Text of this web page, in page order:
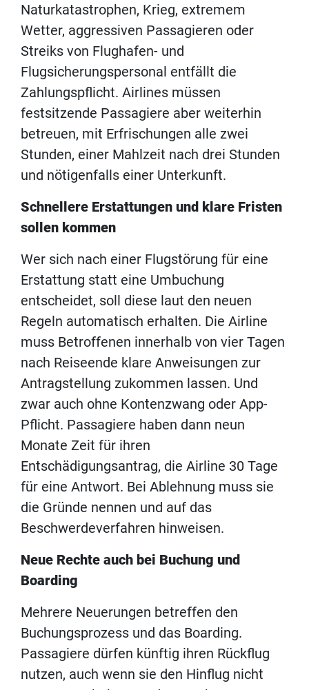
Naturkatastrophen, Krieg, extremem
Wetter, aggressiven Passagieren oder
Streiks von Flughafen- und
Flugsicherungspersonal entfällt die
Zahlungspflicht. Airlines müssen
festsitzende Passagiere aber weiterhin
betreuen, mit Erfrischungen alle zwei
Stunden, einer Mahlzeit nach drei Stunden
und nötigenfalls einer Unterkunft.
Schnellere Erstattungen und klare Fristen
sollen kommen
Wer sich nach einer Flugstörung für eine
Erstattung statt eine Umbuchung
entscheidet, soll diese laut den neuen
Regeln automatisch erhalten. Die Airline
muss Betroffenen innerhalb von vier Tagen
nach Reiseende klare Anweisungen zur
Antragstellung zukommen lassen. Und
zwar auch ohne Kontenzwang oder App-
Pflicht. Passagiere haben dann neun
Monate Zeit für ihren
Entschädigungsantrag, die Airline 30 Tage
für eine Antwort. Bei Ablehnung muss sie
die Gründe nennen und auf das
Beschwerdeverfahren hinweisen.
Neue Rechte auch bei Buchung und
Boarding
Mehrere Neuerungen betreffen den
Buchungsprozess und das Boarding.
Passagiere dürfen künftig ihren Rückflug
nutzen, auch wenn sie den Hinflug nicht